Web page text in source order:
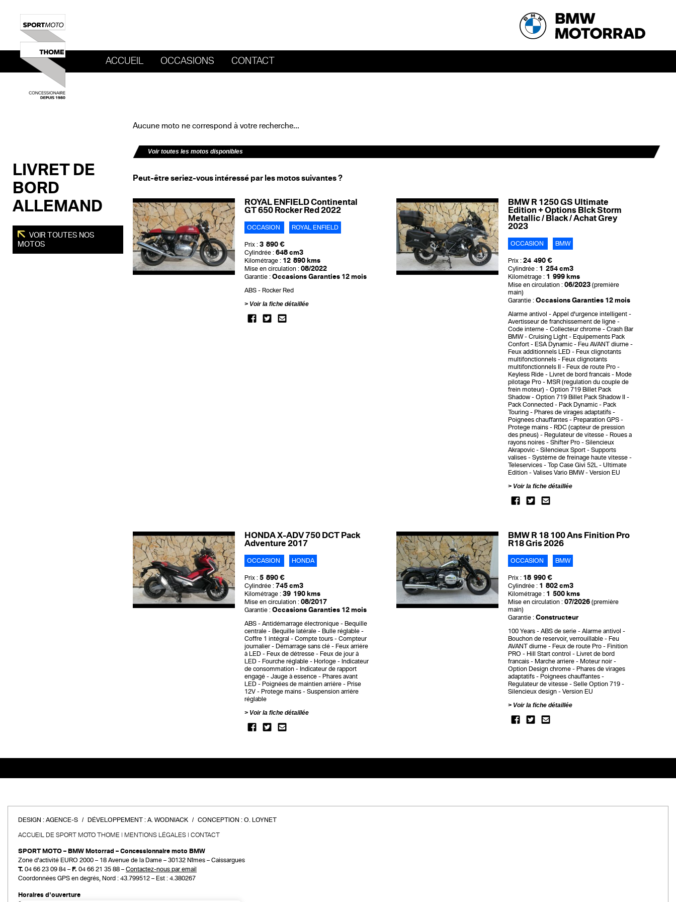
ACCUEIL OCCASIONS CONTACT
LIVRET DE
BORD
ALLEMAND
VOIR TOUTES NOS
MOTOS
Aucune moto ne correspond à votre recherche...
Voir toutes les motos disponibles
Peut-être seriez-vous intéressé par les motos suivantes ?
ROYAL ENFIELD Continental
GT 650 Rocker Red 2022
OCCASION ROYAL ENFIELD
Prix : 3 890 €
Cylindrée : 648 cm3
Kilométrage : 12 890 kms
Mise en circulation : 08/2022
Garantie : Occasions Garanties 12 mois
ABS
Rocker Red
Voir la fiche détaillée
BMW R 1250 GS Ultimate
Edition + Options Blck Storm
Metallic / Black / Achat Grey
2023
OCCASION BMW
Prix : 24 490 €
Cylindrée : 1 254 cm3
Kilométrage : 1 999 kms
Mise en circulation : 06/2023 (première
main)
Garantie : Occasions Garanties 12 mois
Alarme antivol
Appel d'urgence intelligent
Avertisseur de franchissement de ligne
Code interne
Collecteur chrome
Crash Bar
BMW
Cruising Light
Equipements Pack
Confort
ESA Dynamic
Feu AVANT diurne
Feux additionnels LED
Feux clignotants
multifonctionnels
Feux clignotants
multifonctionnels II
Feux de route Pro
Keyless Ride
Livret de bord francais
Mode
pilotage Pro
MSR (regulation du couple de
frein moteur)
Option 719 Billet Pack
Shadow
Option 719 Billet Pack Shadow II
Pack Connected
Pack Dynamic
Pack
Touring
Phares de virages adaptatifs
Poignees chauffantes
Preparation GPS
Protege mains
RDC (capteur de pression
des pneus)
Regulateur de vitesse
Roues a
rayons noires
Shifter Pro
Silencieux
Akrapovic
Silencieux Sport
Supports
valises
Système de freinage haute vitesse
Teleservices
Top Case Givi 52L
Ultimate
Edition
Valises Vario BMW
Version EU
Voir la fiche détaillée
HONDA X-ADV 750 DCT Pack
Adventure 2017
OCCASION HONDA
Prix : 5 890 €
Cylindrée : 745 cm3
Kilométrage : 39 190 kms
Mise en circulation : 08/2017
Garantie : Occasions Garanties 12 mois
ABS Antidémarrage électronique
Bequille
centrale
Bequille latérale
Bulle réglable
Coffre 1 intégral
Compte tours
Compteur
journalier
Démarrage sans clé
Feux arrière
à LED
Feux de détresse
Feux de jour à
LED
Fourche réglable Horloge
Indicateur
de consommation
Indicateur de rapport
engagé
Jauge à essence
Phares avant
LED
Poignées de maintien arrière
Prise
12V
Protege mains
Suspension arrière
réglable
Voir la fiche détaillée
BMW R 18 100 Ans Finition Pro
R18 Gris 2026
OCCASION BMW
Prix : 18 990 €
Cylindrée : 1 802 cm3
Kilométrage : 1 500 kms
Mise en circulation : 07/2026 (première
main)
Garantie : Constructeur
100 Years ABS de serie
Alarme antivol
Bouchon de reservoir, verrouillable
Feu
AVANT diurne
Feux de route Pro
Finition
PRO
Hill Start control
Livret de bord
francais
Marche arriere
Moteur noir
Option Design chrome
Phares de virages
adaptatifs
Poignees chauffantes
Regulateur de vitesse
Selle Option 719
Silencieux design
Version EU
Voir la fiche détaillée
DESIGN : AGENCE-S DÉVELOPPEMENT : A. WODNIACK CONCEPTION : O. LOYNET
ACCUEIL DE SPORT MOTO THOME MENTIONS LÉGALES CONTACT
SPORT MOTO – BMW Motorrad – Concessionnaire moto BMW
Zone d’activité EURO 2000 – 18 Avenue de la Dame – 30132 Nîmes – Caissargues
T. 04 66 23 09 84 – F. 04 66 21 35 88 – Contactez-nous par email
Coordonnées GPS en degrés, Nord : 43.799512 – Est : 4.380267
Horaires d’ouverture